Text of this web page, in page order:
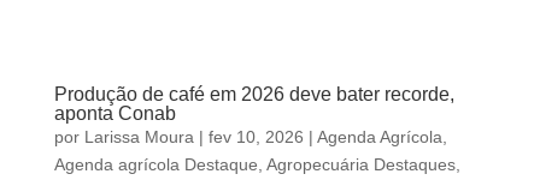
Produção de café em 2026 deve bater recorde,
aponta Conab
por Larissa Moura | fev 10, 2026 | Agenda Agrícola
Agenda agrícola Destaque Agropecuária Destaques,